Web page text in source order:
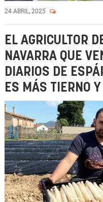
24 ABRIL, 2025
EL AGRICULTOR
NAVARRA QUE
DIARIOS DE
ES MÁS TIERNO